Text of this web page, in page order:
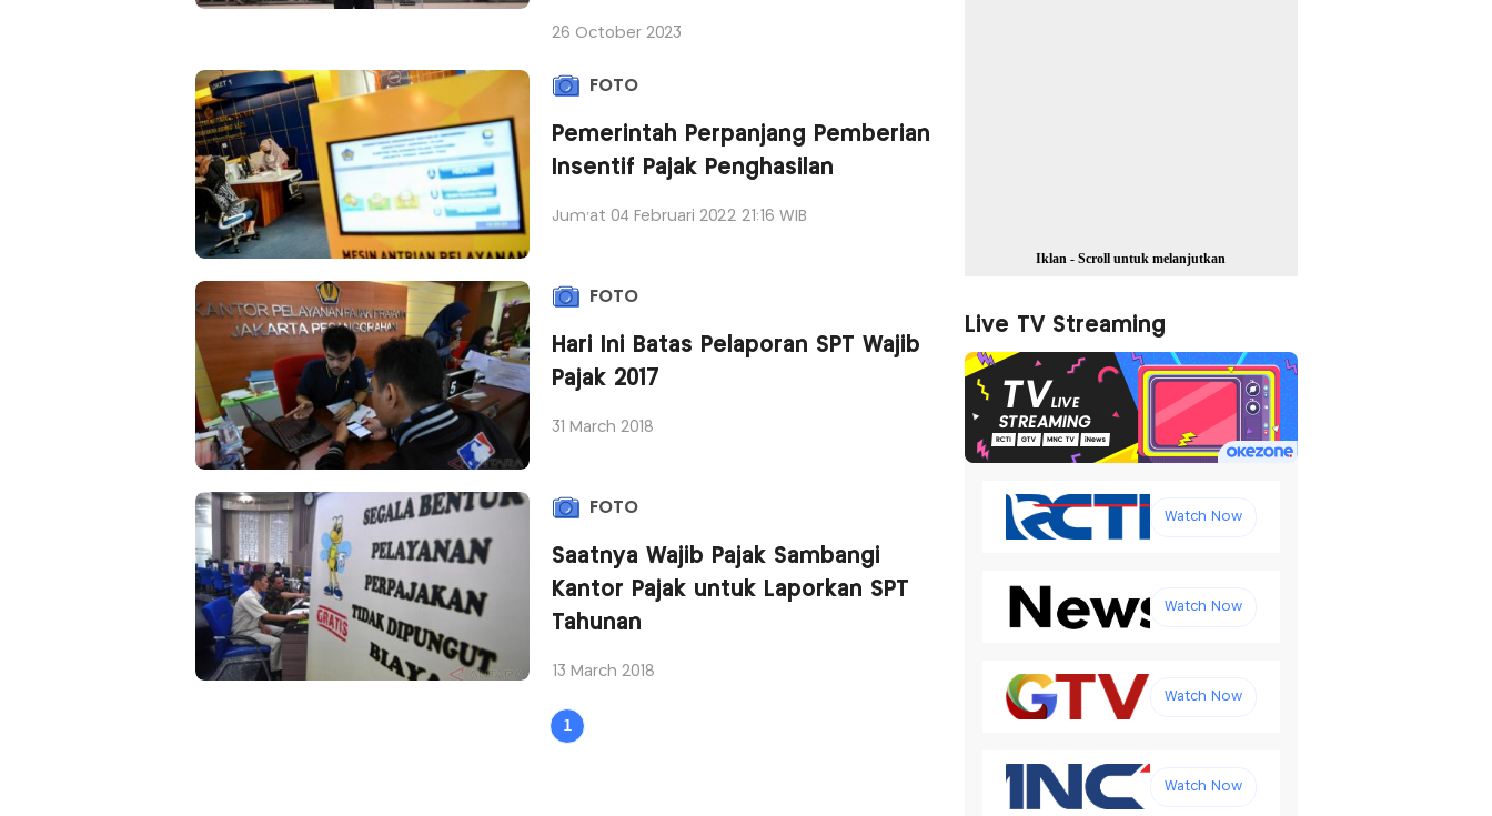
26 October 2023
FOTO
Pemerintah Perpanjang Pemberian
Insentif Pajak Penghasilan
Jum'at 04 Februari 2022 21:16 WIB
FOTO
Hari Ini Batas Pelaporan SPT Wajib
Pajak 2017
31 March 2018
FOTO
Saatnya Wajib Pajak Sambangi
Kantor Pajak untuk Laporkan SPT
Tahunan
13 March 2018
1
Iklan - Scroll untuk melanjutkan
Live TV Streaming
Watch Now
Watch Now
Watch Now
Watch Now